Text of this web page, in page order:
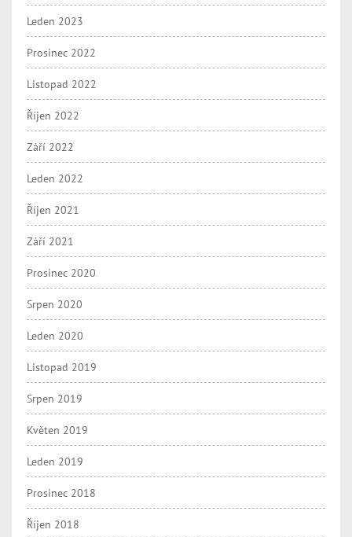
Leden 2023
Prosinec 2022
Listopad 2022
Říjen 2022
Září 2022
Leden 2022
Říjen 2021
Září 2021
Prosinec 2020
Srpen 2020
Leden 2020
Listopad 2019
Srpen 2019
Květen 2019
Leden 2019
Prosinec 2018
Říjen 2018